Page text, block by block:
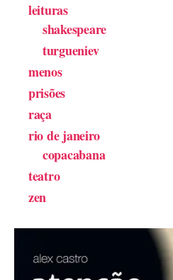
leituras
shakespeare
turgueniev
menos
prisões
raça
rio de janeiro
copacabana
teatro
zen